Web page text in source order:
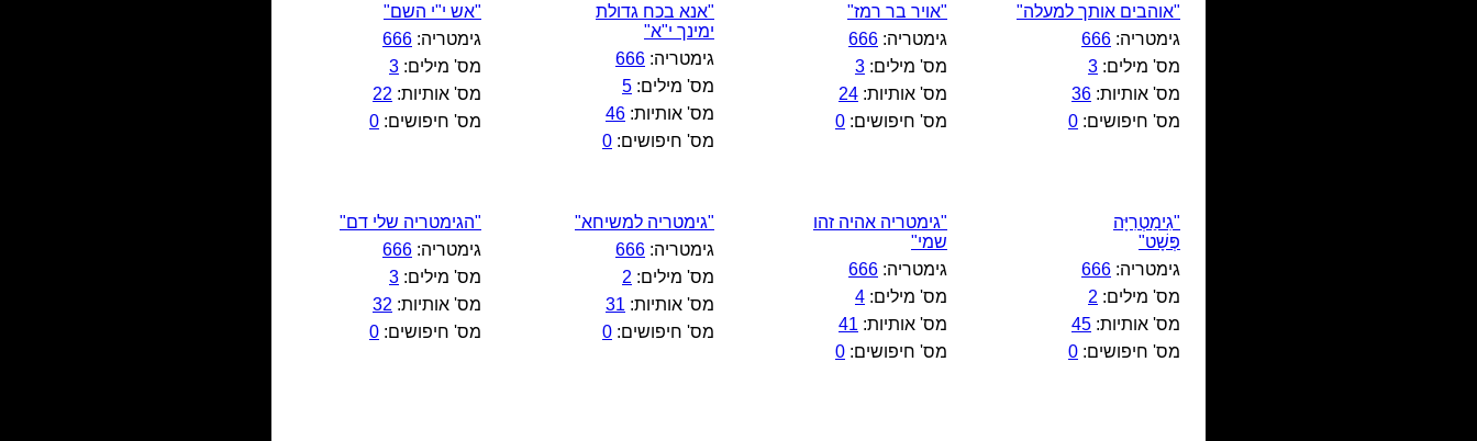
"אוהבים אותך למעלה"
גימטריה: 666
מס' מילים: 3
מס' אותיות: 36
מס' חיפושים: 0
"אויר בר רמז"
גימטריה: 666
מס' מילים: 3
מס' אותיות: 24
מס' חיפושים: 0
"אנא בכח גדולת
ימינך י"א"
גימטריה: 666
מס' מילים: 5
מס' אותיות: 46
מס' חיפושים: 0
"אש י"י השם"
גימטריה: 666
מס' מילים: 3
מס' אותיות: 22
מס' חיפושים: 0
"גִימַטְרִיָּה
פְּשָׁט"
גימטריה: 666
מס' מילים: 2
מס' אותיות: 45
מס' חיפושים: 0
"גימטריה אהיה זהו
שמי"
גימטריה: 666
מס' מילים: 4
מס' אותיות: 41
מס' חיפושים: 0
"גימטריה למשיחא"
גימטריה: 666
מס' מילים: 2
מס' אותיות: 31
מס' חיפושים: 0
"הגימטריה שלי דם"
גימטריה: 666
מס' מילים: 3
מס' אותיות: 32
מס' חיפושים: 0